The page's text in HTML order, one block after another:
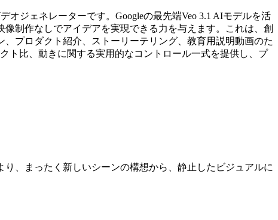
ジェネレーターです。Googleの最先端Veo 3.1 AIモデルを活
制作なしでアイデアを実現できる力を与えます。これは、創
プロダクト紹介、ストーリーテリング、教育用説明動画のた
ト比、動きに関する実用的なコントロール一式を提供し、プ
、まったく新しいシーンの構想から、静止したビジュアルに